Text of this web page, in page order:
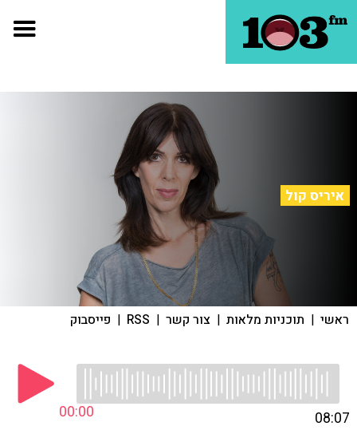
איריס קול
ראשי | תוכניות מלאות | צור קשר |
RSS
| פייסבוק
00:00 08:07